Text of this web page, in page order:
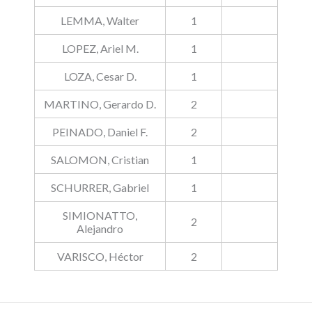
LEMMA, Walter 1
LOPEZ, Ariel M. 1
LOZA, Cesar D. 1
MARTINO, Gerardo D. 2
PEINADO, Daniel F. 2
SALOMON, Cristian 1
SCHURRER, Gabriel 1
SIMIONATTO,
Alejandro
2
VARISCO, Héctor 2